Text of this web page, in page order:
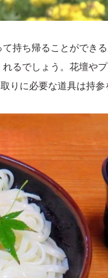
持ち帰ることができ
るでしょう。花壇や
りに必要な道具は持参